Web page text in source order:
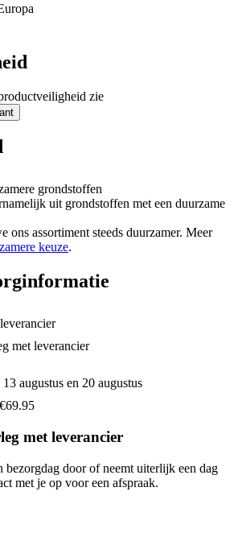
zie
grondstoffen
uit grondstoffen met een duurzame
ons assortiment steeds duurzamer. Meer
keuze.
met leverancier
augustus en 20 augustus
met leverancier
bezorgdag door of neemt uiterlijk een dag
met je op voor een afspraak.